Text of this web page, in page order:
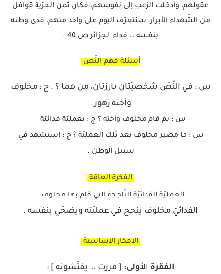
عقولهم، وأدخلت الرّعب إلى نفوسهم، فكان ثمن الحرّية قوافل
من الشّهداء الأبرار. سنتعرّف اليوم على واحد منهم، فدى وطنه
بنفسه … فداء الجزائر ص 40 .
أسئلة فهم النّص
س : في النّصّ شخصيّتان بارزتان، من هما ؟ . ج : مخلوف
وأخته زهور .
س : بم قام مخلوف وأخته ؟ ج : بعمليّة فدائيّة .
س : ما مصير مخلوف بعد تلك العمليّة ؟ ج : استشهد في
سبيل الوطن .
الفكرة العامّة
العمليّة الفدائيّة النّاجحة التي قام بها مخلوف .
الفدائيّ مخلوف ينجح في عمليّته ويضحّي بنفسه .
الأفكار الأساسية
الفقرة الأولى: [ مررت … يفتّشونه ] :